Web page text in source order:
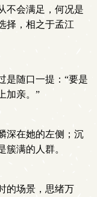
不会满足，何况是
择，相之于孟江
是随口一提：“要是
加亲。”
深在她的左侧；沉
簇满的人群。
的场景，思绪万